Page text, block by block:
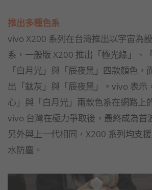
推出多種色系
vivo X200 系列在台灣推出以宇宙為
系，一般版 X200 推出「極光綠」、
「白月光」與「辰夜黑」四款顏色，
出「鈦灰」與「辰夜黑」。vivo 表示
心」與「白月光」兩款色系在網路上
vivo 台灣在極力爭取後，最終成為首
另外與上一代相同，X200 系列均支
水防塵。